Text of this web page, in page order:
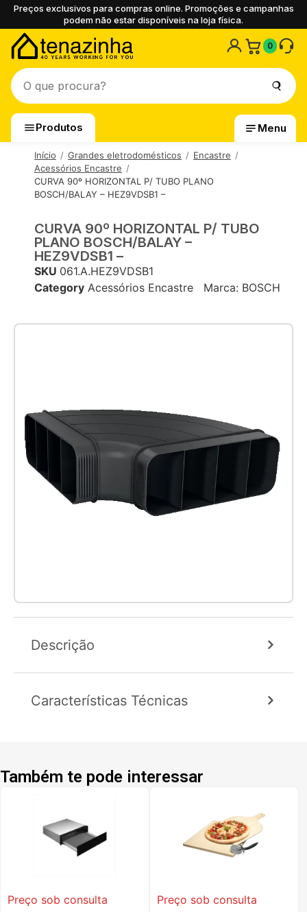
Preços exclusivos para compras online. Promoções e campanhas
podem não estar disponíveis na loja física.
0
Produtos Menu
Início Grandes eletrodomésticos
Encastre
Acessórios Encastre
CURVA 90º HORIZONTAL P/ TUBO PLANO
BOSCH/BALAY – HEZ9VDSB1 –
CURVA 90º HORIZONTAL P/ TUBO
PLANO BOSCH/BALAY –
HEZ9VDSB1 –
SKU 061.A.HEZ9VDSB1
Category Acessórios Encastre Marca: BOSCH
Descrição
Características Técnicas
Também te pode interessar
Preço sob consulta Preço sob consulta